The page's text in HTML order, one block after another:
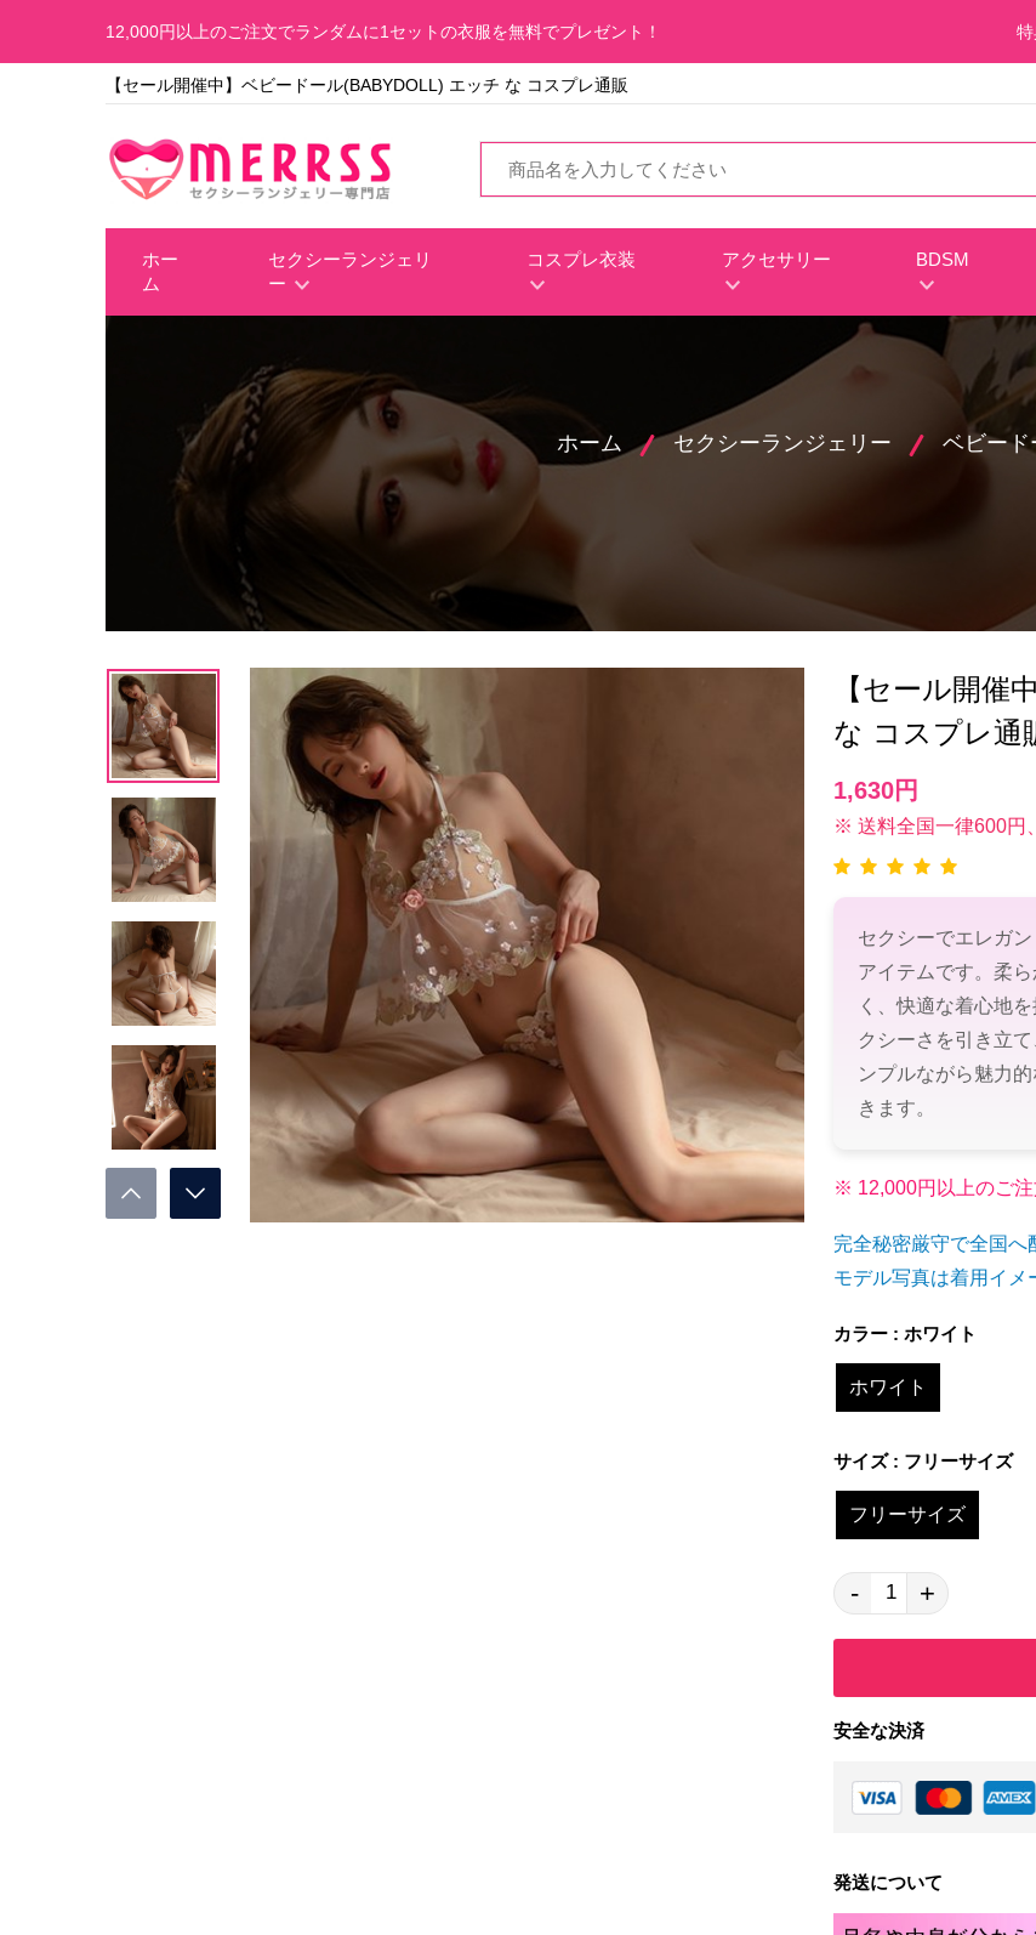
12,000円以上のご注文でランダムに1セットの衣服を無料でプレゼント！
【セール開催中】ベビードール(BABYDOLL) エッチ な コスプレ通販
ホー
ム
セクシーランジェリ
ー
コスプレ衣装 アクセサリー BDSM
ホーム セクシーランジェリー ベビード
【セール開催
な コスプレ通
1,630円
※ 送料全国一律600円
セクシーでエレガ
アイテムです。柔
く、快適な着心地
クシーさを引き立
ンプルながら魅力
きます。
※ 12,000円以上のご
完全秘密厳守で全国へ
モデル写真は着用イメ
カラー : ホワイト
ホワイト
サイズ : フリーサイズ
フリーサイズ
- +
安全な決済
発送について